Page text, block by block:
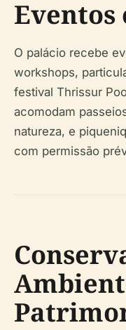
O palácio recebe
workshops,
festival Thrissur
acomodam
natureza, e
com permissão